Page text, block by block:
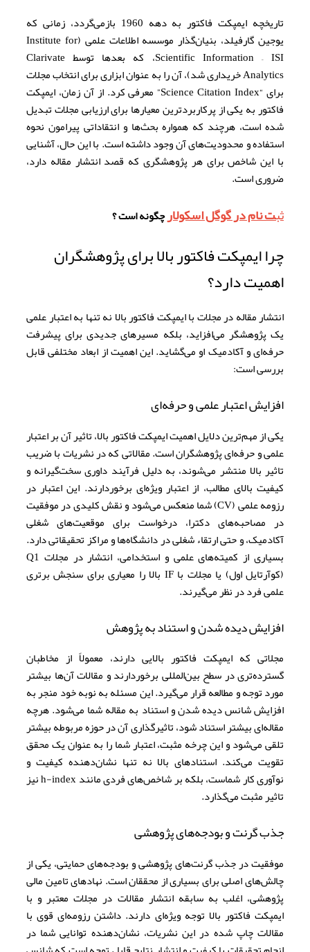
تاریخچه ایمپکت فاکتور به دهه 1960 بازمی‌گردد، زمانی که
یوجین گارفیلد، بنیان‌گذار موسسه اطلاعات علمی (Institute for
Scientific Information – ISI، که بعدها توسط Clarivate
Analytics خریداری شد)، آن را به عنوان ابزاری برای انتخاب مجلات
برای “Science Citation Index” معرفی کرد. از آن زمان، ایمپکت
فاکتور به یکی از پرکاربردترین معیارها برای ارزیابی مجلات تبدیل
شده است، هرچند که همواره بحث‌ها و انتقاداتی پیرامون نحوه
استفاده و محدودیت‌های آن وجود داشته است. با این حال، آشنایی
با این شاخص برای هر پژوهشگری که قصد انتشار مقاله دارد،
ضروری است.
ثبت نام در گوگل اسکولارچگونه است ؟
چرا ایمپکت فاکتور بالا برای پژوهشگران
اهمیت دارد؟
انتشار مقاله در مجلات با ایمپکت فاکتور بالا نه تنها به اعتبار علمی
یک پژوهشگر می‌افزاید، بلکه مسیرهای جدیدی برای پیشرفت
حرفه‌ای و آکادمیک او می‌گشاید. این اهمیت از ابعاد مختلفی قابل
بررسی است:
افزایش اعتبار علمی و حرفه‌ای
یکی از مهم‌ترین دلایل اهمیت ایمپکت فاکتور بالا، تاثیر آن بر اعتبار
علمی و حرفه‌ای پژوهشگران است. مقالاتی که در نشریات با ضریب
تاثیر بالا منتشر می‌شوند، به دلیل فرآیند داوری سخت‌گیرانه و
کیفیت بالای مطالب، از اعتبار ویژه‌ای برخوردارند. این اعتبار در
رزومه علمی (CV) شما منعکس می‌شود و نقش کلیدی در موفقیت
در مصاحبه‌های دکترا، درخواست برای موقعیت‌های شغلی
آکادمیک، و حتی ارتقاء شغلی در دانشگاه‌ها و مراکز تحقیقاتی دارد.
بسیاری از کمیته‌های علمی و استخدامی، انتشار در مجلات Q1
(کوآرتایل اول) یا مجلات با IF بالا را معیاری برای سنجش برتری
علمی فرد در نظر می‌گیرند.
افزایش دیده شدن و استناد به پژوهش
مجلاتی که ایمپکت فاکتور بالایی دارند، معمولاً از مخاطبان
گسترده‌تری در سطح بین‌المللی برخوردارند و مقالات آن‌ها بیشتر
مورد توجه و مطالعه قرار می‌گیرد. این مسئله به نوبه خود منجر به
افزایش شانس دیده شدن و استناد به مقاله شما می‌شود. هرچه
مقاله‌ای بیشتر استناد شود، تاثیرگذاری آن در حوزه مربوطه بیشتر
تلقی می‌شود و این چرخه مثبت، اعتبار شما را به عنوان یک محقق
تقویت می‌کند. استنادهای بالا نه تنها نشان‌دهنده کیفیت و
نوآوری کار شماست، بلکه بر شاخص‌های فردی مانند h-index نیز
تاثیر مثبت می‌گذارد.
جذب گرنت و بودجه‌های پژوهشی
موفقیت در جذب گرنت‌های پژوهشی و بودجه‌های حمایتی، یکی از
چالش‌های اصلی برای بسیاری از محققان است. نهادهای تامین مالی
پژوهشی، اغلب به سابقه انتشار مقالات در مجلات معتبر و با
ایمپکت فاکتور بالا توجه ویژه‌ای دارند. داشتن رزومه‌ای قوی با
مقالات چاپ شده در این نشریات، نشان‌دهنده توانایی شما در